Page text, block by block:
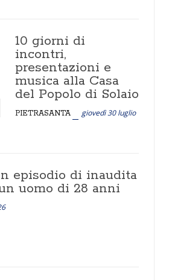
10 giorni di
incontri,
presentazioni e
musica alla Casa
del Popolo di Solaio
PIETRASANTA
giovedì 30 luglio
episodio di inaudita
uomo di 28 anni